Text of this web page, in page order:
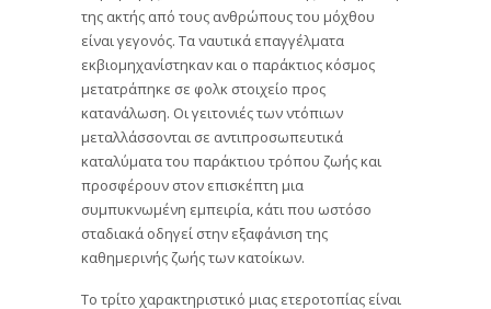
της ακτής από τους ανθρώπους του μόχθου
είναι γεγονός. Τα ναυτικά επαγγέλματα
εκβιομηχανίστηκαν και ο παράκτιος κόσμος
μετατράπηκε σε φολκ στοιχείο προς
κατανάλωση. Οι γειτονιές των ντόπιων
μεταλλάσσονται σε αντιπροσωπευτικά
καταλύματα του παράκτιου τρόπου ζωής και
προσφέρουν στον επισκέπτη μια
συμπυκνωμένη εμπειρία, κάτι που ωστόσο
σταδιακά οδηγεί στην εξαφάνιση της
καθημερινής ζωής των κατοίκων.
Το τρίτο χαρακτηριστικό μιας ετεροτοπίας είναι